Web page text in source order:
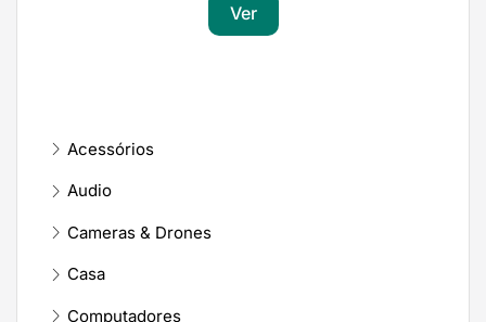
Ver
Acessórios
Audio
Cameras & Drones
Casa
Computadores